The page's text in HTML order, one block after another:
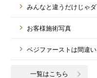
みんなと違うだけじゃ
お客様施術写真
ベジファーストは間違い
一覧はこちら